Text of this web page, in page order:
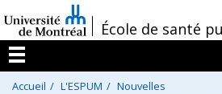
au
contenu
/École de santé
Menu
Accueil L'ESPUM
Nouvelles